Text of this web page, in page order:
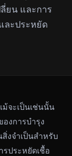
ยน และการ
ละประหยัด
ม้จะเป็นเช่นนั้น
งการบำรุง
งจำเป็นสำหรับ
ประหยัดเชื้อ